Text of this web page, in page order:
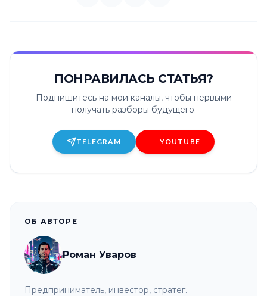
ПОНРАВИЛАСЬ СТАТЬЯ?
Подпишитесь на мои каналы, чтобы первыми
получать разборы будущего.
TELEGRAM YOUTUBE
ОБ АВТОРЕ
Роман Уваров
Предприниматель, инвестор, стратег.